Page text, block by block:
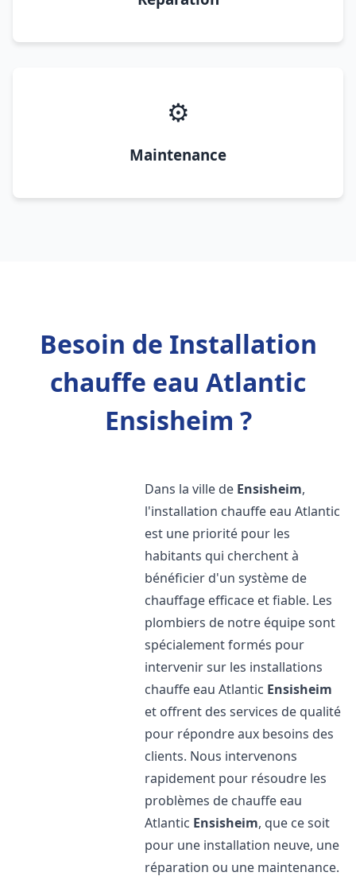
⚙️
Maintenance
Besoin de Installation
chauffe eau Atlantic
Ensisheim ?
Dans la ville de Ensisheim,
l'installation chauffe eau Atlantic
est une priorité pour les
habitants qui cherchent à
bénéficier d'un système de
chauffage efficace et fiable. Les
plombiers de notre équipe sont
spécialement formés pour
intervenir sur les installations
chauffe eau Atlantic Ensisheim
et offrent des services de qualité
pour répondre aux besoins des
clients. Nous intervenons
rapidement pour résoudre les
problèmes de chauffe eau
Atlantic Ensisheim, que ce soit
pour une installation neuve, une
réparation ou une maintenance.